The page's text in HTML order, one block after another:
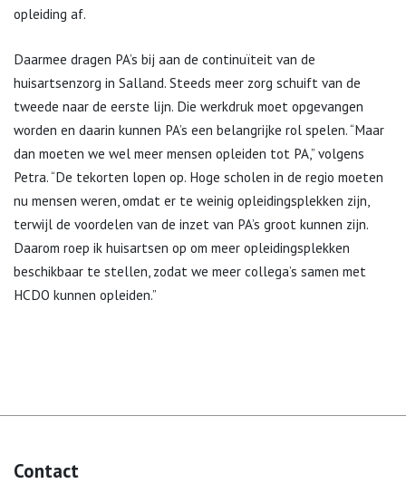
opleiding af.
Daarmee dragen PA’s bij aan de continuïteit van de
huisartsenzorg in Salland. Steeds meer zorg schuift van de
tweede naar de eerste lijn. Die werkdruk moet opgevangen
worden en daarin kunnen PA’s een belangrijke rol spelen. “Maar
dan moeten we wel meer mensen opleiden tot PA,” volgens
Petra. “De tekorten lopen op. Hoge scholen in de regio moeten
nu mensen weren, omdat er te weinig opleidingsplekken zijn,
terwijl de voordelen van de inzet van PA’s groot kunnen zijn.
Daarom roep ik huisartsen op om meer opleidingsplekken
beschikbaar te stellen, zodat we meer collega’s samen met
HCDO kunnen opleiden.”
Contact